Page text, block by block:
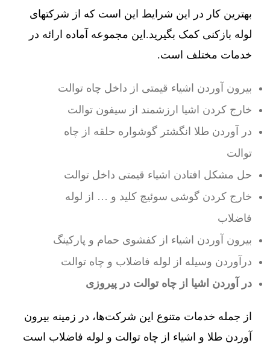
بهترین کار در این شرایط این است که از شرکتهای
لوله بازکنی کمک بگیرید.این مجموعه آماده ارائه در
خدمات مختلف است.
بیرون آوردن اشیاء قیمتی از داخل چاه توالت
خارج کردن اشیا ارزشمند از سیفون توالت
در آوردن طلا انگشتر گوشواره حلقه از چاه
توالت
حل مشکل افتادن اشیاء قیمتی داخل توالت
خارج کردن گوشی سوئیچ کلید و … از لوله
فاضلاب
بیرون آوردن اشیاء از کفشوی حمام و پارکینگ
درآوردن وسیله از لوله فاضلاب و چاه توالت
در آوردن اشیا از چاه توالت در پیروزی
از جمله خدمات متنوع این شرکت‌ها، در زمینه بیرون
آوردن طلا و اشیاء از چاه توالت و لوله فاضلاب است